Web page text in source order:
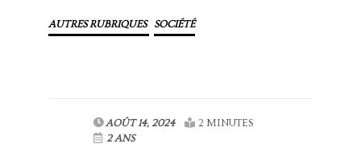
AUTRES RUBRIQUES SOCIÉTÉ
AOÛT 14, 2024
2 MINUTES
2 ANS